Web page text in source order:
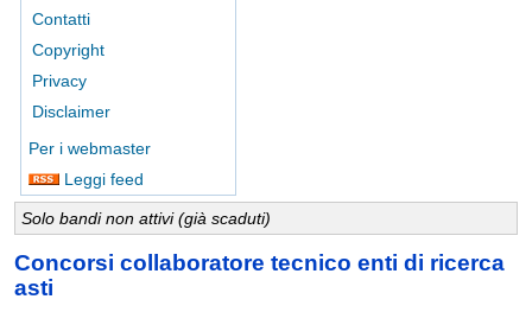
Contatti
Copyright
Privacy
Disclaimer
Per i webmaster
Leggi feed
Solo bandi non attivi (già scaduti)
Concorsi collaboratore tecnico enti di ricerca
asti